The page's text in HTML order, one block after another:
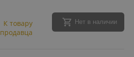
К товару
продавца
Нет в наличии